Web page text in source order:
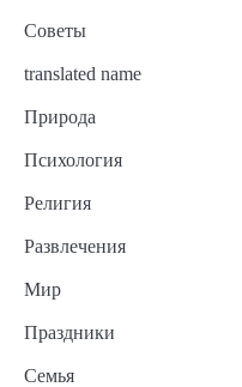
Советы
translated name
Природа
Психология
Религия
Развлечения
Мир
Праздники
Семья